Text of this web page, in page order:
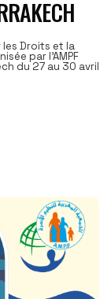
Droits et la
par l’AMPF
du 27 au 30 avril